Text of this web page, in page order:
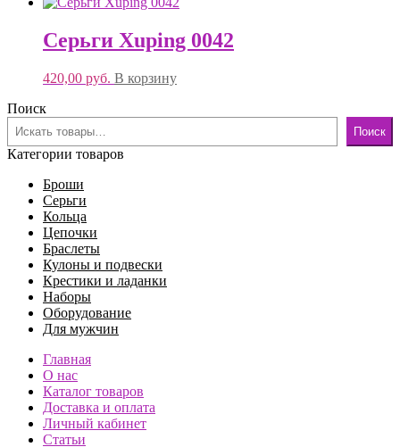
Серьги Xuping 0042
420,00 руб. В корзину
Поиск
Поиск
Категории товаров
Броши
Серьги
Кольца
Цепочки
Браслеты
Кулоны и подвески
Крестики и ладанки
Наборы
Оборудование
Для мужчин
Главная
О нас
Каталог товаров
Доставка и оплата
Личный кабинет
Статьи